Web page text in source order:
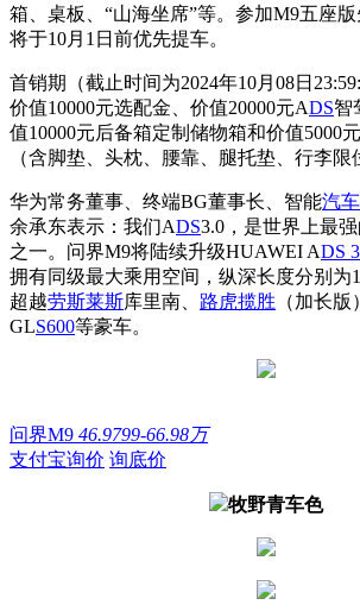
箱、桌板、“山海坐席”等。参加M9五座
将于10月1日前优先提车。
首销期（截止时间为2024年10月08日
价值10000元选配金、价值20000元ADS智
值10000元后备箱定制储物箱和价值5000
（含脚垫、头枕、腰靠、腿托垫、行李限
华为常务董事、终端BG董事长、智能汽车
余承东表示： 我们ADS3.0，是世界上最
之一。问界M9将陆续升级HUAWEI ADS 3
拥有同级最大乘用空间，纵深长度分别为
超越劳斯莱斯库里南、 路虎揽胜 （加长版
GLS600等豪车。
问界M9 46.9799-66.98万
支付宝询价 询底价
牧野青车色